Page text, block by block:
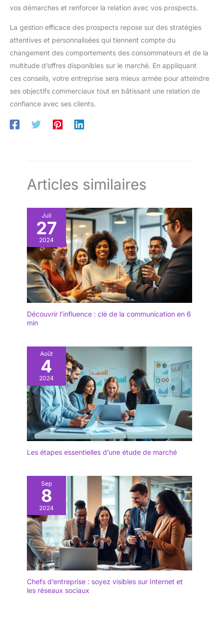
vos démarches et renforcer la relation avec vos prospects.
La gestion efficace des prospects repose sur des stratégies
attentives et personnalisées qui tiennent compte du
changement des comportements des consommateurs et de la
multitude d’offres disponibles sur le marché. En appliquant
ces conseils, votre entreprise sera mieux armée pour atteindre
ses objectifs commerciaux tout en bâtissant une relation de
confiance avec ses clients.
Articles similaires
Juil
27
2024
Découvrir l’influence : clé de la communication en 6
min
Août
4
2024
Les étapes essentielles d’une étude de marché
Sep
8
2024
Chefs d’entreprise : soyez visibles sur Internet et
les réseaux sociaux